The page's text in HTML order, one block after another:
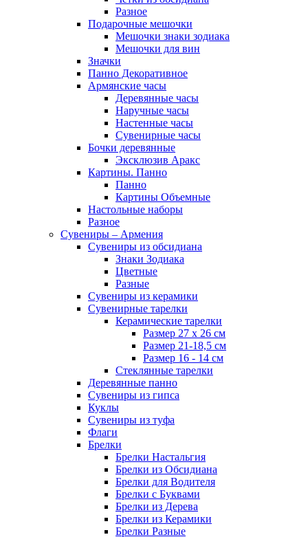
Разное
Подарочные мешочки
Мешочки знаки зодиака
Мешочки для вин
Значки
Панно Декоративное
Армянские часы
Деревянные часы
Наручные часы
Настенные часы
Сувенирные часы
Бочки деревянные
Эксклюзив Аракс
Картины. Панно
Панно
Картины Объемные
Настольные наборы
Разное
Сувениры – Армения
Сувениры из обсидиана
Знаки Зодиака
Цветные
Разные
Сувениры из керамики
Сувенирные тарелки
Керамические тарелки
Размер 27 х 26 см
Размер 21-18,5 см
Размер 16 - 14 см
Стеклянные тарелки
Деревянные панно
Сувениры из гипса
Куклы
Сувениры из туфа
Флаги
Брелки
Брелки Настальгия
Брелки из Обсидиана
Брелки для Водителя
Брелки с Буквами
Брелки из Дерева
Брелки из Керамики
Брелки Разные